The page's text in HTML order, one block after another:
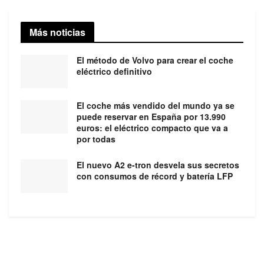
Más noticias
El método de Volvo para crear el coche
eléctrico definitivo
El coche más vendido del mundo ya se
puede reservar en España por 13.990
euros: el eléctrico compacto que va a
por todas
El nuevo A2 e-tron desvela sus secretos
con consumos de récord y batería LFP